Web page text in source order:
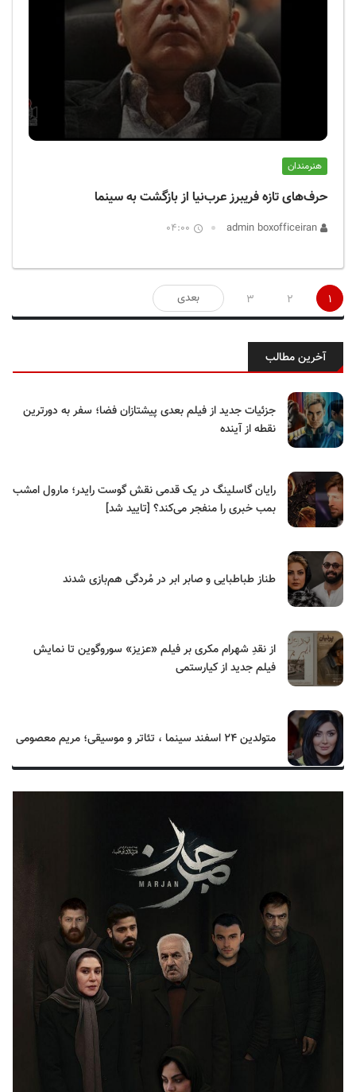
هنرمندان
حرف‌های تازه فریبرز عرب‌نیا از بازگشت به سینما
04:00
صفحه‌بندی
نوشته‌ها
1
2
3 بعدی
آخرین مطالب
جزئیات جدید از فیلم بعدی پیشتازان فضا؛ سفر به دورترین
نقطه از آینده
رایان گاسلینگ در یک قدمی نقش گوست رایدر؛ مارول امشب
بمب خبری را منفجر می‌کند؟ [تایید شد]
طناز طباطبایی و صابر ابر در مُردگی هم‌بازی شدند
از نقدِ شهرام مکری بر فیلم «عزیز» سوروگوین تا نمایش
فیلم جدید از کیارستمی
متولدین ۲۴ اسفند سینما ، تئاتر و موسیقی؛ مریم معصومی